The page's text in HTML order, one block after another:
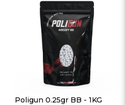
Poligun 0.25gr BB - 1KG